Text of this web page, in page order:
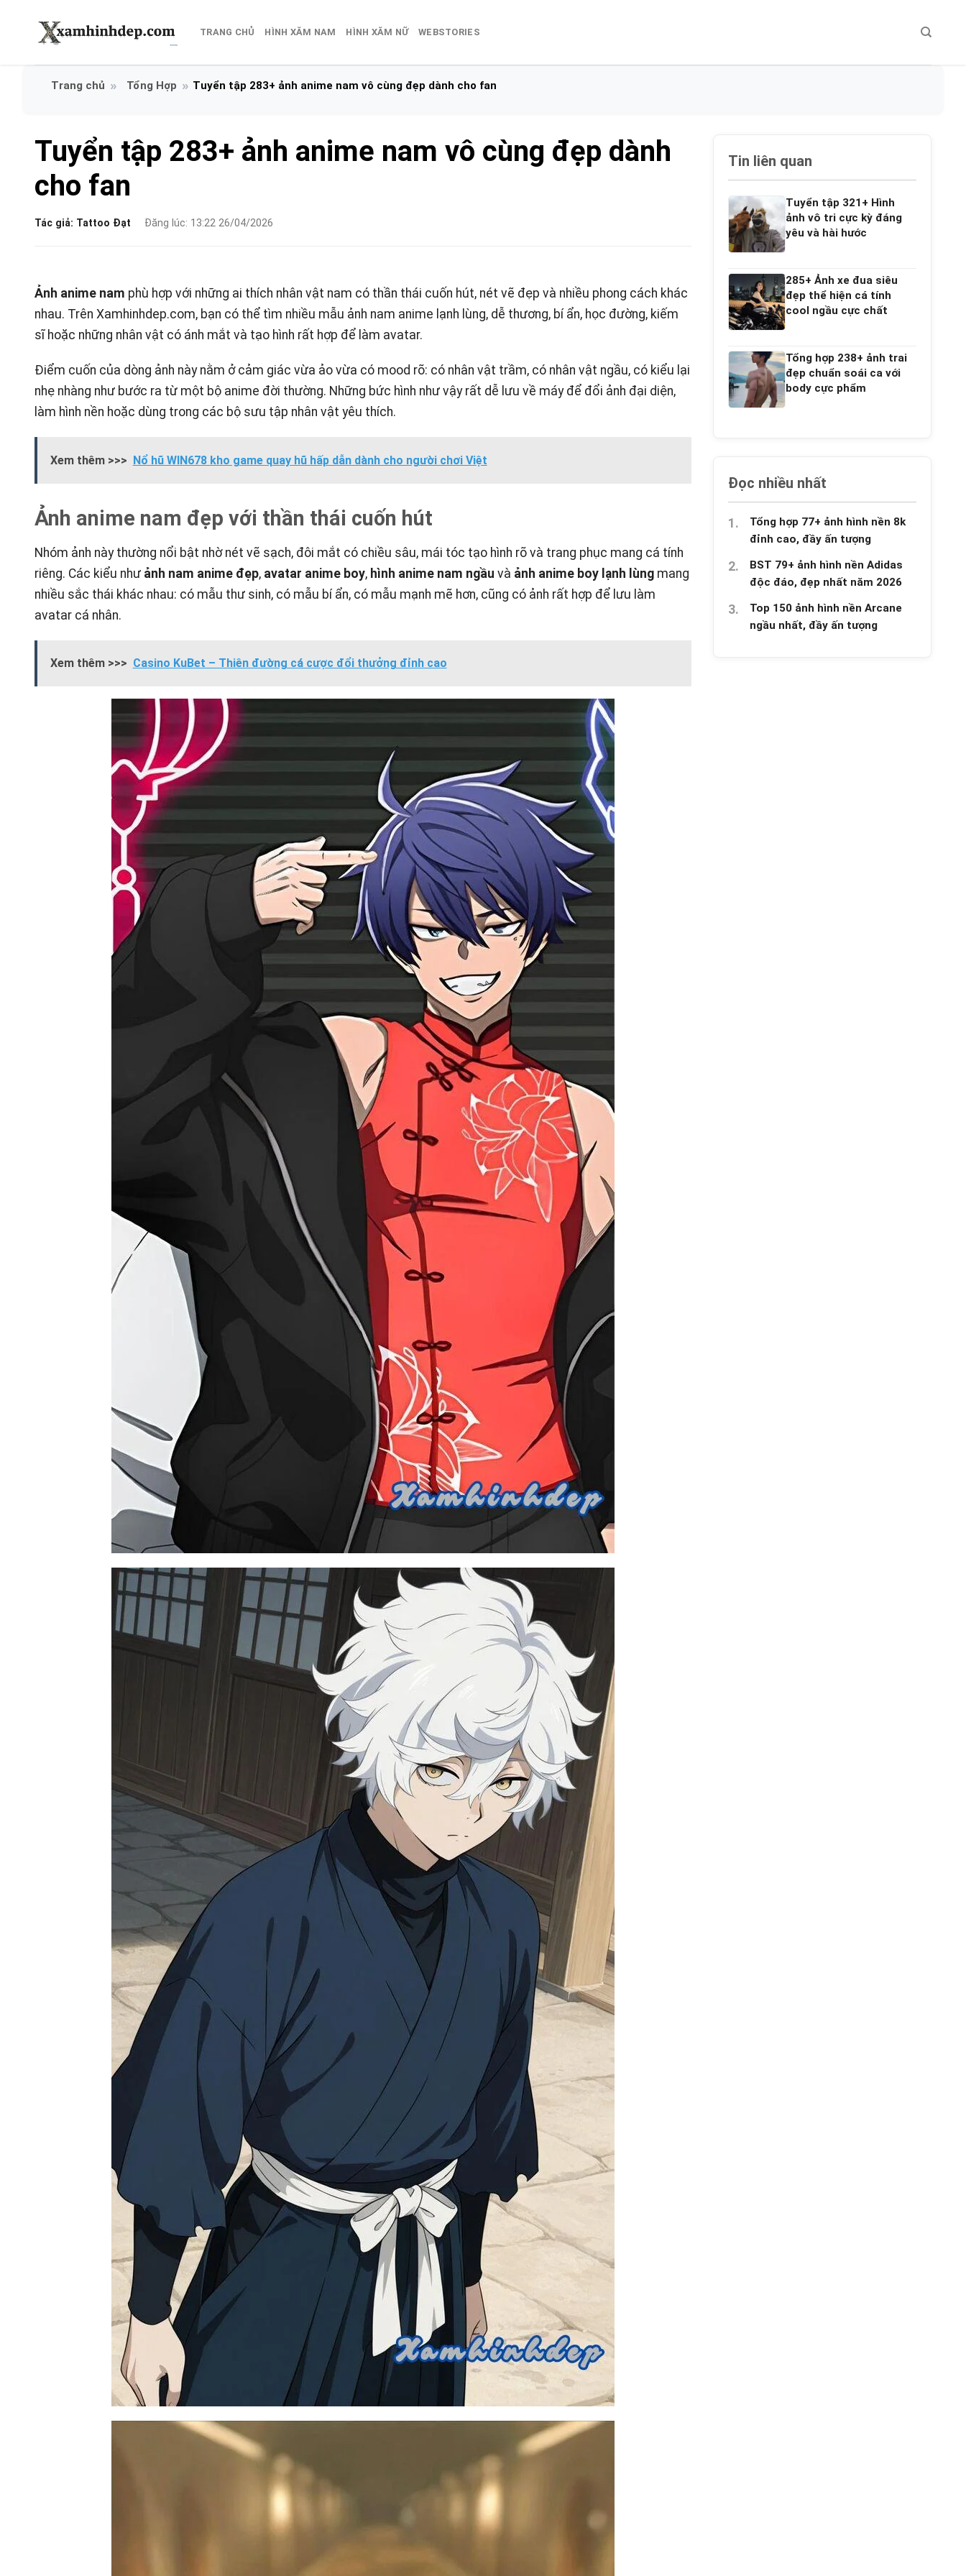
TRANG CHỦ HÌNH XĂM NAM HÌNH XĂM NỮ WEBSTORIES
Tổng Hợp Tuyển tập 283+ ảnh anime nam vô cùng đẹp dành cho fan
Tuyển tập 283+ ảnh anime nam vô cùng đẹp dành
cho fan
Tác giả: Tattoo Đạt Đăng lúc: 13:22 26/04/2026
Ảnh anime nam phù hợp với những ai thích nhân vật nam có thần thái cuốn hút, nét vẽ đẹp và nhiều phong cách khác
nhau. Trên Xamhinhdep.com, bạn có thể tìm nhiều mẫu ảnh nam anime lạnh lùng, dễ thương, bí ẩn, học đường, kiếm
sĩ hoặc những nhân vật có ánh mắt và tạo hình rất hợp để làm avatar.
Điểm cuốn của dòng ảnh này nằm ở cảm giác vừa ảo vừa có mood rõ: có nhân vật trầm, có nhân vật ngầu, có kiểu lại
nhẹ nhàng như bước ra từ một bộ anime đời thường. Những bức hình như vậy rất dễ lưu về máy để đổi ảnh đại diện,
làm hình nền hoặc dùng trong các bộ sưu tập nhân vật yêu thích.
Xem thêm >>> Nổ hũ WIN678 kho game quay hũ hấp dẫn dành cho người chơi Việt
Ảnh anime nam đẹp với thần thái cuốn hút
Nhóm ảnh này thường nổi bật nhờ nét vẽ sạch, đôi mắt có chiều sâu, mái tóc tạo hình rõ và trang phục mang cá tính
riêng. Các kiểu như ảnh nam anime đẹp, avatar anime boy, hình anime nam ngầu và ảnh anime boy lạnh lùng mang
nhiều sắc thái khác nhau: có mẫu thư sinh, có mẫu bí ẩn, có mẫu mạnh mẽ hơn, cũng có ảnh rất hợp để lưu làm
avatar cá nhân.
Xem thêm >>> Casino KuBet – Thiên đường cá cược đổi thưởng đỉnh cao
Tin liên quan
Tuyển tập 321+ Hình
ảnh vô tri cực kỳ đáng
yêu và hài hước
285+ Ảnh xe đua siêu
đẹp thể hiện cá tính
cool ngầu cực chất
Tổng hợp 238+ ảnh trai
đẹp chuẩn soái ca với
body cực phẩm
Đọc nhiều nhất
Tổng hợp 77+ ảnh hình nền 8k
đỉnh cao, đầy ấn tượng
BST 79+ ảnh hình nền Adidas
độc đáo, đẹp nhất năm 2026
Top 150 ảnh hình nền Arcane
ngầu nhất, đầy ấn tượng